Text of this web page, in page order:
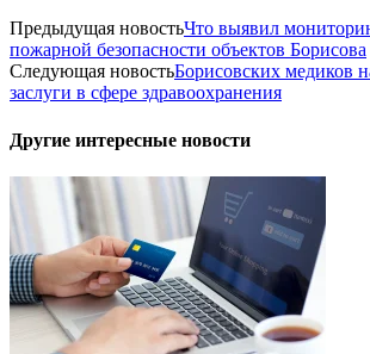
Предыдущая новостьЧто выявил
пожарной безопасности объектов Борисова
Следующая новостьБорисовских медиков
заслуги в сфере здравоохранения
Другие интересные новости